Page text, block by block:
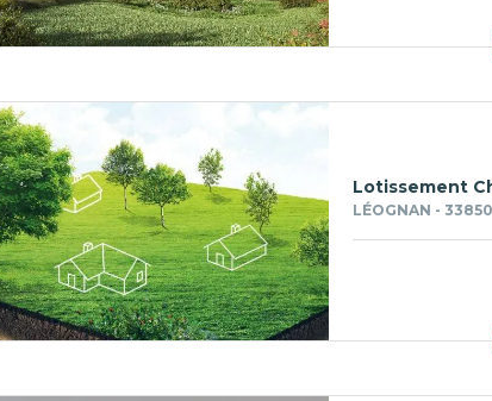
Lotissement
LÉOGNAN - 33850